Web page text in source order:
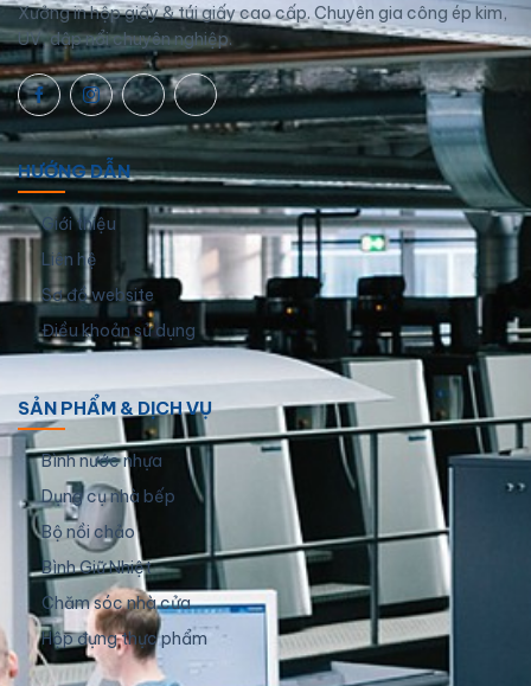
Xưởng in hộp giấy & túi giấy cao cấp. Chuyên gia công ép kim,
UV, dập nổi chuyên nghiệp.
HƯỚNG DẪN
Giới thiệu
Liên hệ
Sơ đồ website
Điều khoản sử dụng
SẢN PHẨM & DỊCH VỤ
Bình nước nhựa
Dụng cụ nhà bếp
Bộ nồi chảo
Bình Giữ Nhiệt
Chăm sóc nhà cửa
Hộp đựng thực phẩm